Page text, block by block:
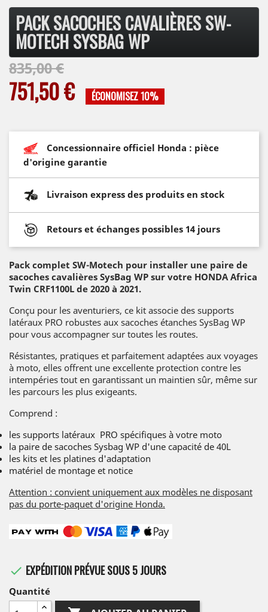
PACK SACOCHES CAVALIÈRES SW-
MOTECH SYSBAG WP
835,00 €
751,50 € ÉCONOMISEZ 10%
Concessionnaire officiel Honda : pièce
d'origine garantie
Livraison express des produits en stock
Retours et échanges possibles 14 jours
Pack complet SW-Motech pour installer une paire de
sacoches cavalières SysBag WP sur votre HONDA Africa
Twin CRF1100L de 2020 à 2021.
Conçu pour les aventuriers, ce kit associe des supports
latéraux PRO robustes aux sacoches étanches SysBag WP
pour vous accompagner sur toutes les routes.
Résistantes, pratiques et parfaitement adaptées aux voyages
à moto, elles offrent une excellente protection contre les
intempéries tout en garantissant un maintien sûr, même sur
les parcours les plus exigeants.
Comprend :
les supports latéraux PRO spécifiques à votre moto
la paire de sacoches Sysbag WP d'une capacité de 40L
les kits et les platines d'adaptation
matériel de montage et notice
Attention : convient uniquement aux modèles ne disposant
pas du porte-paquet d'origine Honda.
 EXPÉDITION PRÉVUE SOUS 5 JOURS
Quantité